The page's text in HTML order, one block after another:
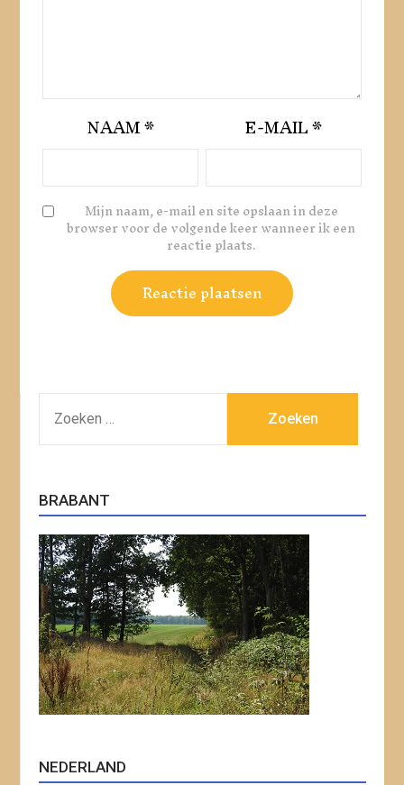
NAAM* E-MAIL*
Mijn naam, e-mail en site opslaan in deze
browser voor de volgende keer wanneer ik een
reactie plaats.
NAAR:
BRABANT
NEDERLAND